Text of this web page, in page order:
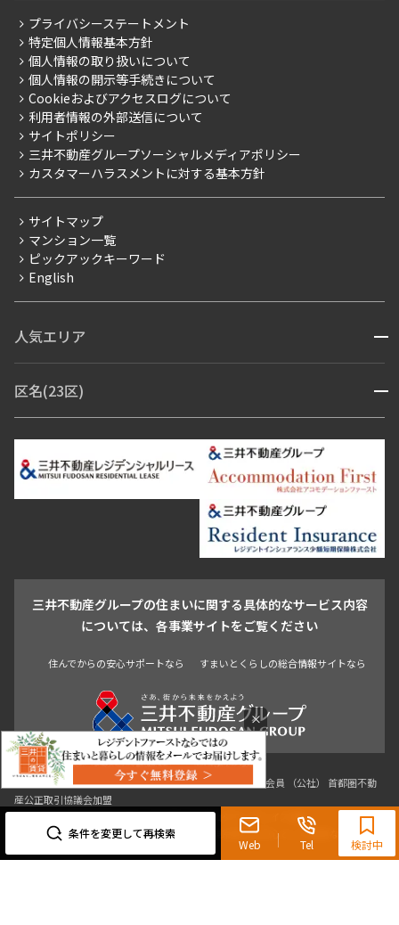
条件を変更して再検索
Web Tel
0120-321-719
9:30~18:00（水曜定休）
検討中
こだわりから探す
こだわり一覧
プレミアムマンション
新築
当社限定（港区・渋谷区）
当社限定（港区・渋谷区以外）
三井不動産企画
賃料改定
フリーレント
ペット可
ブランドマンション
ご入居・提携サービス
お部屋探しからご契約まで
よくあるご質問
社宅紹介
【仲介会社様向け】当社仲介事業部取り扱い物件入居申込
会社情報
事業案内
採用情報
ニュースリリース
お問い合わせ
プライバシーステートメント
特定個人情報基本方針
個人情報の取り扱いについて
個人情報の開示等手続きについて
Cookieおよびアクセスログについて
利用者情報の外部送信について
サイトポリシー
三井不動産グループソーシャルメディアポリシー
カスタマーハラスメントに対する基本方針
サイトマップ
マンション一覧
ピックアックキーワード
English
人気エリア 開閉
青山・表参道・原宿
市ヶ谷・神楽坂・飯田橋
三田・芝・浜松町
芝浦・汐留・品川
月島・勝どき・豊洲
本郷・春日・小石川
新宿・代々木
目白・高田馬場・早稲田
祐天寺・学芸大学・自由が丘
池袋・板橋・王子
青山 渋谷 東京・大手町 新宿 品川
目黒・中目黒
区名(23区) 開閉
江東区 台東区 墨田区
中野区
豊島区
杉並区 板橋区 練馬区 荒川区
足立区
葛飾区
江戸川区
三井不動産グループの住まいに関する具体的なサービス内容
については、各事業サイトをご覧ください
住んでからの安心サポートなら すまいとくらしの総合情報サイトなら
東京都知事（3）第96482号 （一社） 不動産流通経営協会会員 （公社） 首都圏不動
産公正取引協議会加盟
〒107-0052 東京都港区赤坂八丁目4番14号 青山タワープレイス4階
三井の賃貸「いちばんに、住む人のこと。」 東京都心を中心とした豊富な賃貸マン
×